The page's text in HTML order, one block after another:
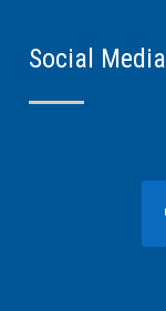
Social Media